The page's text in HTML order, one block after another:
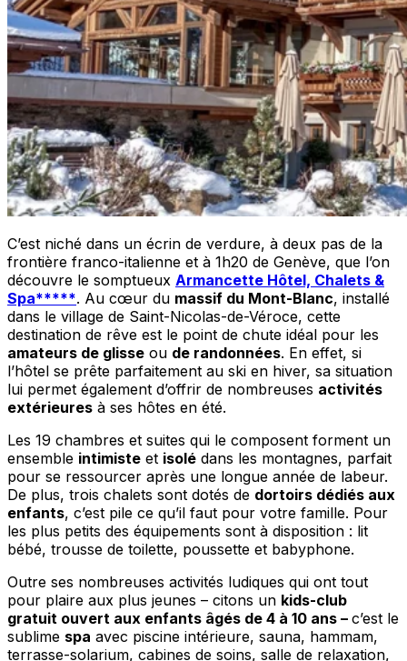
C’est niché dans un écrin de verdure, à deux pas de la
frontière franco-italienne et à 1h20 de Genève, que l’on
découvre le somptueux Armancette Hôtel, Chalets &
Spa*****. Au cœur du massif du Mont-Blanc, installé
dans le village de Saint-Nicolas-de-Véroce, cette
destination de rêve est le point de chute idéal pour les
amateurs de glisse ou de randonnées. En effet, si
l’hôtel se prête parfaitement au ski en hiver, sa situation
lui permet également d’offrir de nombreuses activités
extérieures à ses hôtes en été.
Les 19 chambres et suites qui le composent forment un
ensemble intimiste et isolé dans les montagnes, parfait
pour se ressourcer après une longue année de labeur.
De plus, trois chalets sont dotés de dortoirs dédiés aux
enfants, c’est pile ce qu’il faut pour votre famille. Pour
les plus petits des équipements sont à disposition : lit
bébé, trousse de toilette, poussette et babyphone.
Outre ses nombreuses activités ludiques qui ont tout
pour plaire aux plus jeunes – citons un kids-club
gratuit ouvert aux enfants âgés de 4 à 10 ans – c’est le
sublime spa avec piscine intérieure, sauna, hammam,
terrasse-solarium, cabines de soins, salle de relaxation,